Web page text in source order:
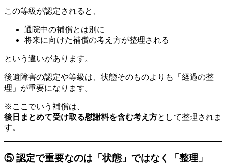
この等級が認定されると、
通院中の補償とは別に
将来に向けた補償の考え方が整理される
という違いがあります。
後遺障害の認定や等級は、状態そのものよりも「経過の整
理」が重要になります。
※ここでいう補償は、
後日まとめて受け取る慰謝料を含む考え方として整理されま
す。
⑤ 認定で重要なのは「状態」ではなく「整理」